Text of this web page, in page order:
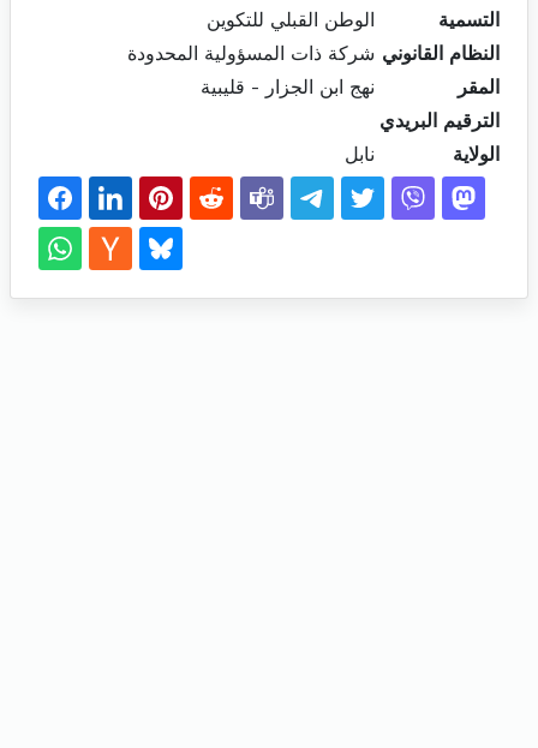
التسمية
الوطن القبلي للتكوين
النظام القانوني شركة ذات المسؤولية المحدودة
المقر
نهج ابن الجزار - قليبية
الترقيم البريدي
الولاية
نابل